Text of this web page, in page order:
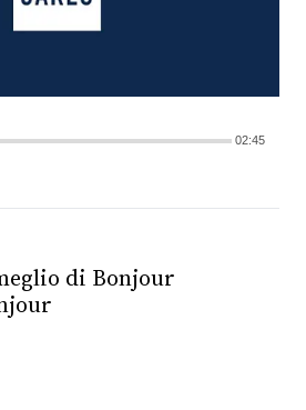
02:45
di Bonjour